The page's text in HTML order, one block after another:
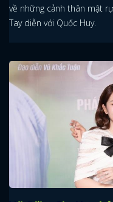
về những cảnh thân mật
Tay diễn với Quốc Huy.